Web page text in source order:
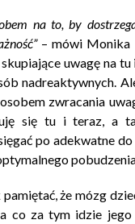
na to, by
– mówi Monika
uwagę na
nadreaktywnych.
zwracania
się tu i teraz, a
po adekwatne
że mózg
a co za tym idzie jego